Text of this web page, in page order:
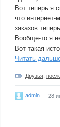
Вот теперь я
что
заказов
Вообще-то я
Вот такая
Читать
Друзья
admin 28